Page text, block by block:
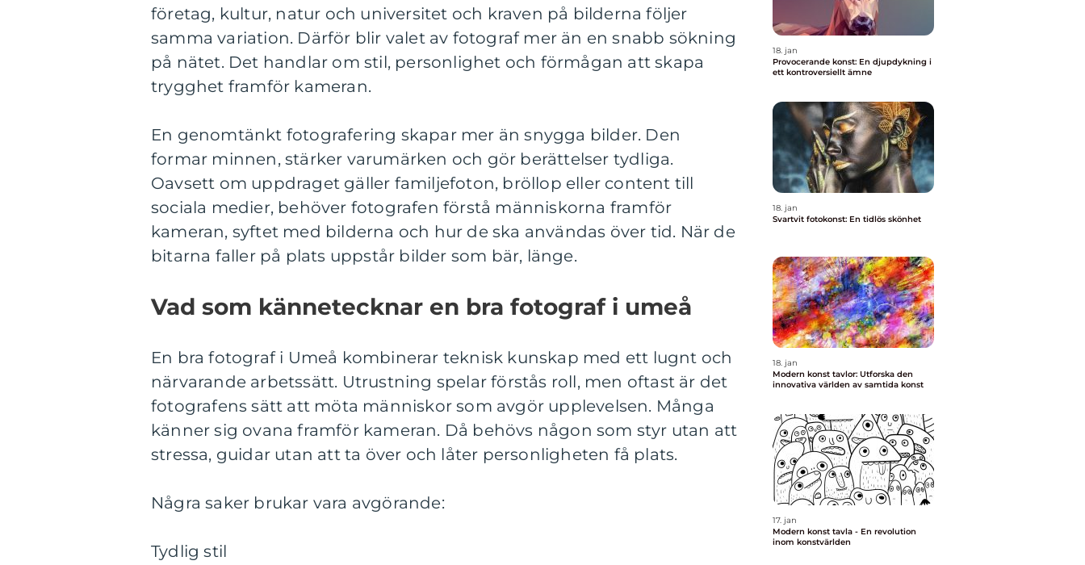
företag, kultur, natur och universitet och kraven på bilderna följer
samma variation. Därför blir valet av fotograf mer än en snabb sökning
på nätet. Det handlar om stil, personlighet och förmågan att skapa
trygghet framför kameran.
En genomtänkt fotografering skapar mer än snygga bilder. Den
formar minnen, stärker varumärken och gör berättelser tydliga.
Oavsett om uppdraget gäller familjefoton, bröllop eller content till
sociala medier, behöver fotografen förstå människorna framför
kameran, syftet med bilderna och hur de ska användas över tid. När de
bitarna faller på plats uppstår bilder som bär, länge.
Vad som kännetecknar en bra fotograf i umeå
En bra fotograf i Umeå kombinerar teknisk kunskap med ett lugnt och
närvarande arbetssätt. Utrustning spelar förstås roll, men oftast är det
fotografens sätt att möta människor som avgör upplevelsen. Många
känner sig ovana framför kameran. Då behövs någon som styr utan att
stressa, guidar utan att ta över och låter personligheten få plats.
Några saker brukar vara avgörande:
Tydlig stil
18. jan
Provocerande konst: En djupdykning i
ett kontroversiellt ämne
18. jan
Svartvit fotokonst: En tidlös skönhet
18. jan
Modern konst tavlor: Utforska den
innovativa världen av samtida konst
17. jan
Modern konst tavla - En revolution
inom konstvärlden